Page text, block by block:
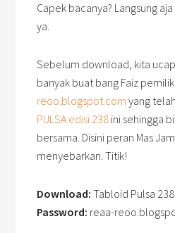
Capek bacanya? Langsung
ya.
Sebelum download, kita
banyak buat bang Faiz
reoo.blogspot.com yang
PULSA edisi 238 ini sehingga
bersama. Disini peran Mas
menyebarkan. Titik!
Download: Tabloid Pulsa 238
Password: reaa-